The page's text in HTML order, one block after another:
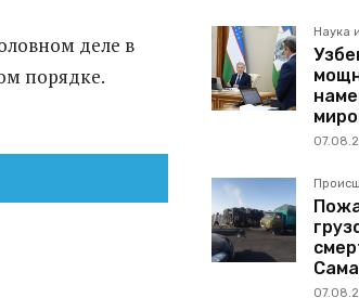
деле в
порядке.
Наука